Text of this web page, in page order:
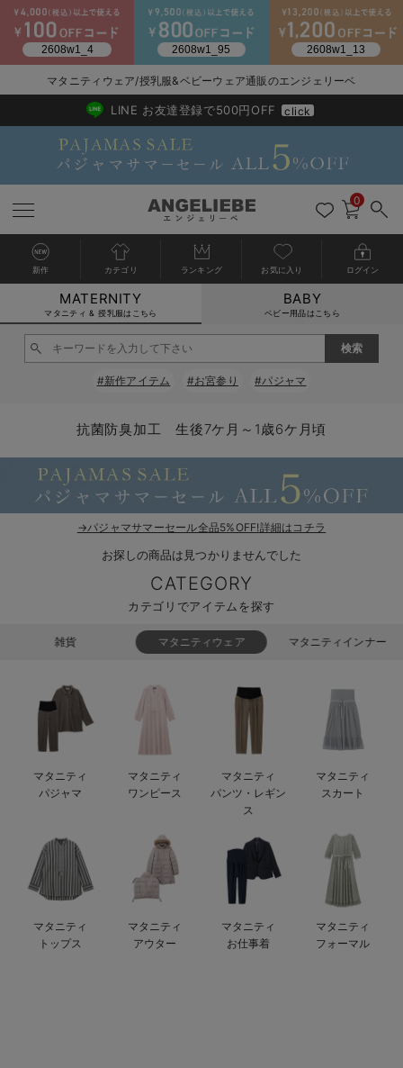
マタニティウェア全て
マタニティ ワンピース
マタニティ トップス
マタニティ アウター（コート）・ママコート
マタニティ 下着・インナー全て
授乳ブラ・マタニティブラ（マタニティインナー・産後用品）
マタニティ 授乳 キャミソール
産褥ショーツ
骨盤・マタニティベルト （妊娠中・産後）
マタニティ 腹巻き
授乳服全て
マタニティ フォーマル全て
マタニティ スーツ
マタニティ フォーマル パンツ・ボトムス
授乳用品全て
妊婦用 抱き枕・授乳クッション
マタニティレッグウェア全て
マタニティストッキング・タイツ
マタニティ ボディケア全て
アウトレット全て
【アウトレット】ワンピース
【アウトレット】パジャマ
【アウトレット】インナー
【アウトレット】ベビー
特集全て
コットン素材
ブラトップ
快適機能ウェア特集 トップス
快適機能ウェア特集 ボトムス
快適機能ウェア特集 パジャマ
安心の日本製。先輩ママが買ってよかった！本当に必要な出産準備品
ハレの日に着るANGELIEBEのセレモニー
買って正解！高評価レビューアイテム
再入荷全て
再入荷｜インナー
戻る
送料無料アイテム全て
ワンピース
スカート
パジャマ
インナー
ベビー
戻る
ブラキャミ おまとめ
MAX55%OFF ブラックフ
戻る
【37周年祭セール】
【37周年祭セール】
戻る
気温差別オススメア
【15℃】3月下旬～
戻る
動きやすく着回しで
戻る
強撚スムース(コスパ
戻る
マタニティウェア
【おまとめ割】パジ
戻る
こだわりの履き心地
カジュアル
オフィス
戻る
ジャケット派
きれいめ美脚パンツ派
ツィード派
王道シンプル派
戻る
出産準備応援割全て
マタニティパジャマ
戻る
【オフィスカジュア
戻る
レギンスタイプ
戻る
【フォーマル】ワン
戻る
【ベビー】長袖
戻る
ハンカチ
短肌着
セット
戻る
快適ウェア10%OFF
快適ウェア10%OFF
戻る
春のマタニティワン
セットアップ・ レイ
ジャンパースカート/
ワーク・オフィス
カジュアル
あったかアイテム｜
戻る
Gift Selection 出産
〜3,000円（税込）
10,001円（税込）〜
女の子におススメの
男の子におススメの
もらって嬉しいギフト
何枚あっても嬉しい
長く使えるアイテム
お部屋映えアイテム
戻る
冬の冷え対策インナ
薄くてあったか
保温&リカバリー
レギンス・タイツ
カップ付きインナー
裏起毛素材
戻る
入院準備の持ち物チ
入院してすぐ使うグ
戻る
冬のあったか特集全て
【冬のあったか特集
【冬のあったか特集
マタニティウェア/授乳服&ベビーウェア通販のエンジェリーベ
2026/NewArrival
送料495円(一部地域を除く) 7,700円以上で送料無料
LINE お友達登録で500円OFF click
0
新作 カテゴリ ランキング お気に入り ログイン
MATERNITY
マタニティ & 授乳服はこちら
BABY
ベビー用品はこちら
#新作アイテム #お宮参り #パジャマ
抗菌防臭加工 生後7ケ月～1歳6ケ月頃
→パジャマサマーセール全品5%OFF!詳細はコチラ
お探しの商品は見つかりませんでした
CATEGORY
カテゴリでアイテムを探す
雑貨 マタニティウェア マタニティインナー
マタニティ
パジャマ
マタニティ
ワンピース
マタニティ
パンツ・レギン
ス
マタニティ
スカート
マタニティ
トップス
マタニティ
アウター
マタニティ
お仕事着
マタニティ
フォーマル
カートに入れる
閉じる